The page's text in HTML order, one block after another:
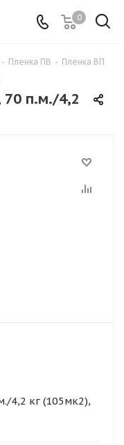
0
- Пленка ПВ - Пленка ВП
70 п.м./4,2
4,2 кг (105мк2),